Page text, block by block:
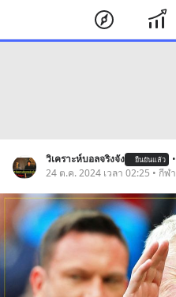
วิเคราะห์บอลจริงจัง ยืนยันแล้ว •
24 ต.ค. 2024 เวลา 02:25 • กีฬา